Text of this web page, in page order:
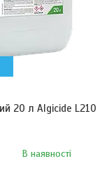
20 л Algicide L210
В наявності